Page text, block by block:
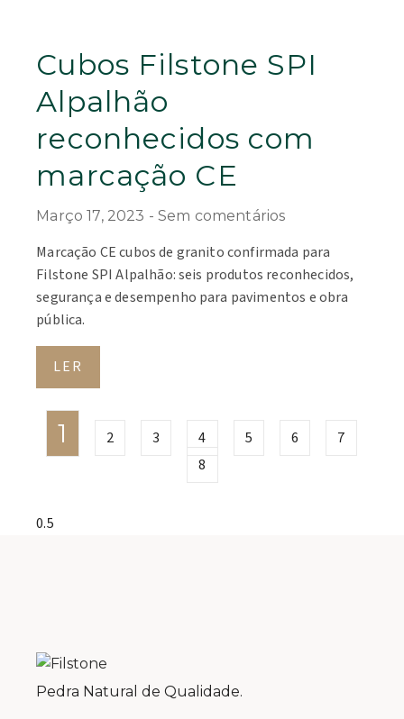
Cubos Filstone SPI
Alpalhão
reconhecidos com
marcação CE
Março 17, 2023 Sem comentários
Marcação CE cubos de granito confirmada para
Filstone SPI Alpalhão: seis produtos reconhecidos,
segurança e desempenho para pavimentos e obra
pública.
LER
1 2 3 4 5 6
7
8
Pedra Natural de Qualidade.